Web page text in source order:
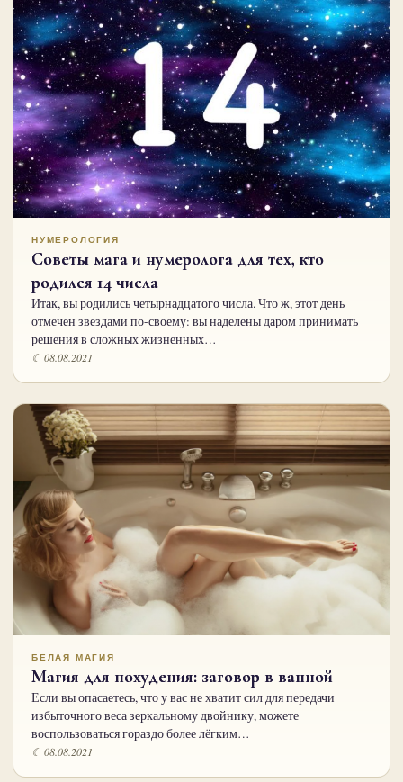
НУМЕРОЛОГИЯ
Советы мага и нумеролога для тех, кто
родился 14 числа
Итак, вы родились четырнадцатого числа. Что ж, этот день
отмечен звездами по-своему: вы наделены даром принимать
решения в сложных жизненных…
☾ 08.08.2021
БЕЛАЯ МАГИЯ
Магия для похудения: заговор в ванной
Если вы опасаетесь, что у вас не хватит сил для передачи
избыточного веса зеркальному двойнику, можете
воспользоваться гораздо более лёгким…
☾ 08.08.2021